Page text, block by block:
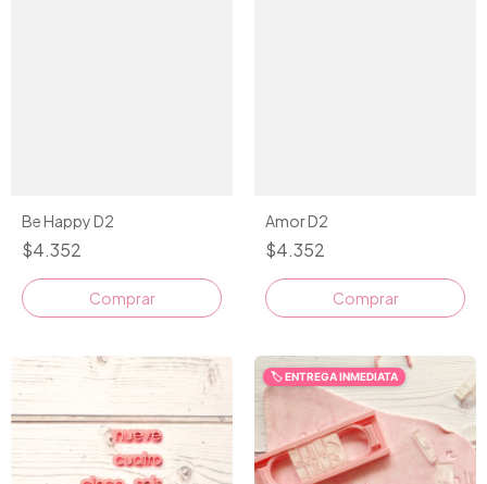
Be Happy D2
$4.352
Comprar
Amor D2
$4.352
Comprar
🏷️ ENTREGA INMEDIATA